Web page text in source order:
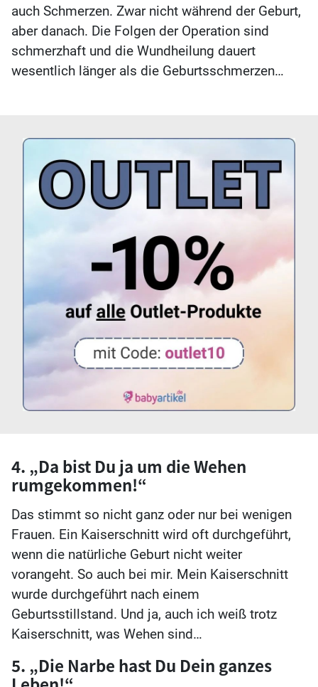
auch Schmerzen. Zwar nicht während der Geburt,
aber danach. Die Folgen der Operation sind
schmerzhaft und die Wundheilung dauert
wesentlich länger als die Geburtsschmerzen…
4. „Da bist Du ja um die Wehen
rumgekommen!“
Das stimmt so nicht ganz oder nur bei wenigen
Frauen. Ein Kaiserschnitt wird oft durchgeführt,
wenn die natürliche Geburt nicht weiter
vorangeht. So auch bei mir. Mein Kaiserschnitt
wurde durchgeführt nach einem
Geburtsstillstand. Und ja, auch ich weiß trotz
Kaiserschnitt, was Wehen sind…
5. „Die Narbe hast Du Dein ganzes